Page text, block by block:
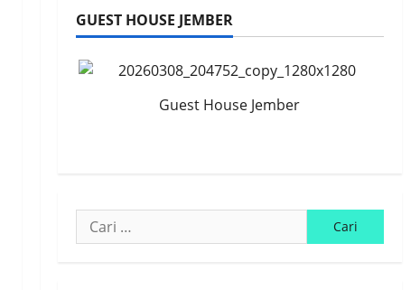
GUEST HOUSE JEMBER
Guest House Jember
Cari
untuk: